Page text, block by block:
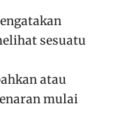
sesuatu
atau
mulai